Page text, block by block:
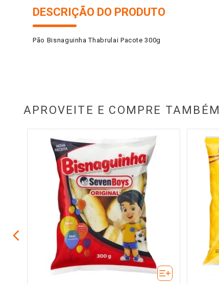
DESCRIÇÃO DO PRODUTO
Pão Bisnaguinha Thabrulai Pacote 300g
APROVEITE E COMPRE TAMBÉM